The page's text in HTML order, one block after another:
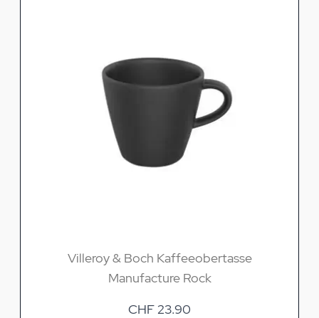
Villeroy & Boch Kaffeeobertasse
Manufacture Rock
CHF 23.90